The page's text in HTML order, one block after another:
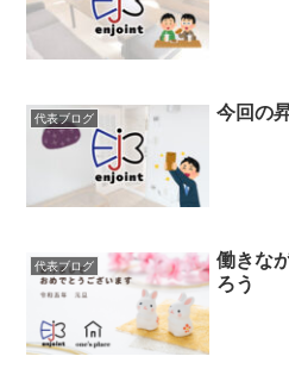
代表ブログ 今回の
代表ブログ
働きな
ろう